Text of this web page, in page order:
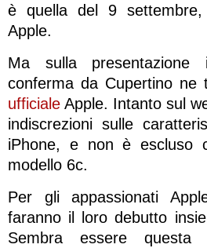
è quella del 9 settembre,
Apple.
Ma sulla presentazione
conferma da Cupertino ne
ufficiale Apple. Intanto sul
indiscrezioni sulle
iPhone, e non è escluso
modello 6c.
Per gli appassionati
faranno il loro debutto
Sembra essere